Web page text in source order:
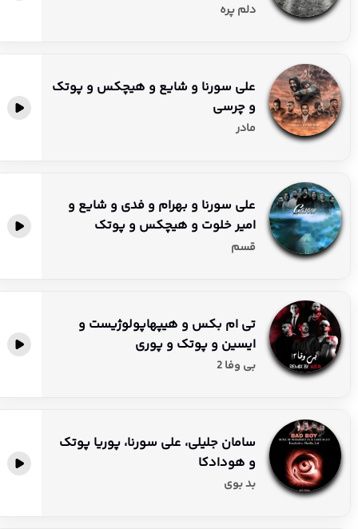
دلم پره
علی سورنا و شایع و هیچکس و پوتک
و چرسی
مادر
علی سورنا و بهرام و فدی و شایع و
امیر خلوت و هیچکس و پوتک
قسم
تی ام بکس و هیپهاپولوژیست و
ایسین و پوتک و پوری
بی وفا 2
سامان جلیلی، علی سورنا، پوریا پوتک
و هودادکا
بد بوی